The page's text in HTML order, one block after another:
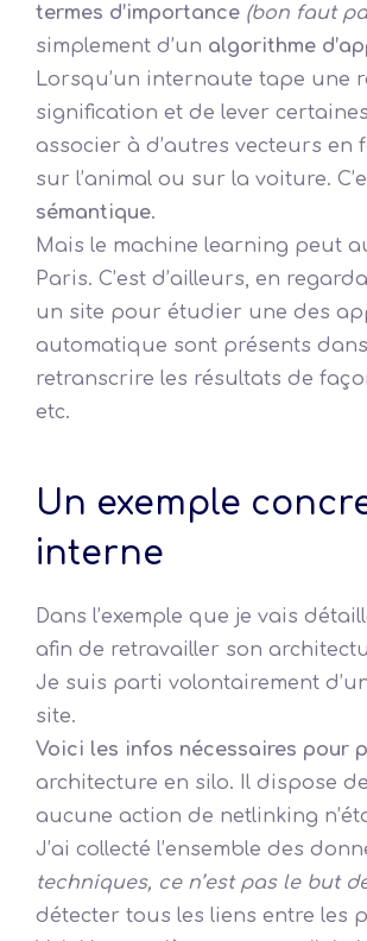
termes d’importance (bon faut
simplement d’un algorithme
Lorsqu’un internaute tape une
signification et de lever
associer à d’autres vecteurs
sur l’animal ou sur la voiture.
sémantique.
Mais le machine learning peut
Paris. C’est d’ailleurs, en
un site pour étudier une des
automatique sont présents
retranscrire les résultats de
etc.
Un exemple
interne
Dans l’exemple que je vais
afin de retravailler son
Je suis parti volontairement
site.
Voici les infos nécessaires pour
architecture en silo. Il dispose
aucune action de netlinking
J’ai collecté l’ensemble des
techniques, ce n’est pas le but
détecter tous les liens entre les